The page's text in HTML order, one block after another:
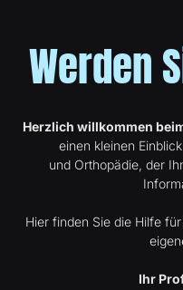
Werden
Herzlich willkommen
einen kleinen
und Orthopädie, der
Hier finden Sie die Hilfe
Ihr